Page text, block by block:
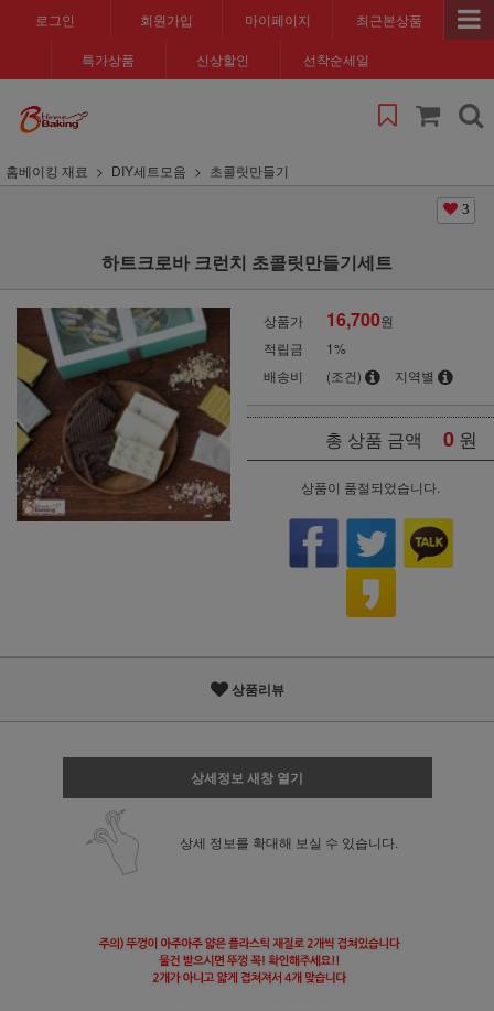
로그인 회원가입 마이페이지 최근본상품
특가상품 신상할인 선착순세일
홈베이킹 재료 DIY세트모음 초콜릿만들기
3
하트크로바 크런치 초콜릿만들기세트
상품가 16,700원
적립금
1%
배송비
(조건) 지역별
총 상품 금액 0 원
상품이 품절되었습니다.
상품리뷰
상세정보 새창 열기
상세 정보를 확대해 보실 수 있습니다.